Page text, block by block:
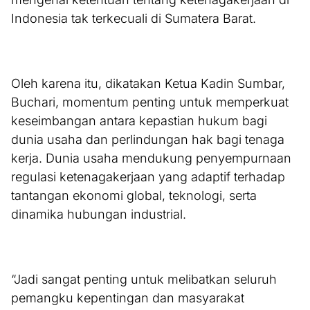
Indonesia tak terkecuali di Sumatera Barat.
Oleh karena itu, dikatakan Ketua Kadin Sumbar,
Buchari, momentum penting untuk memperkuat
keseimbangan antara kepastian hukum bagi
dunia usaha dan perlindungan hak bagi tenaga
kerja. Dunia usaha mendukung penyempurnaan
regulasi ketenagakerjaan yang adaptif terhadap
tantangan ekonomi global, teknologi, serta
dinamika hubungan industrial.
“Jadi sangat penting untuk melibatkan seluruh
pemangku kepentingan dan masyarakat